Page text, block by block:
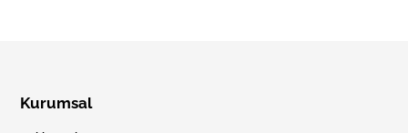
Kurumsal